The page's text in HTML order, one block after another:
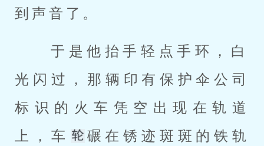
到声音了。
光闪过，那辆印有保护伞公司
标识的火车凭空出现在轨道
上，车
碾在锈迹斑斑的铁轨